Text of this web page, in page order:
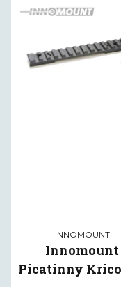
INNOMOUNT
Innomount
Picatinny Krico